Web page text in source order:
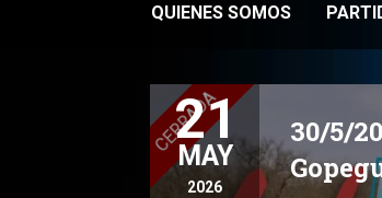
QUIENES SOMOS
30/5/
21
MAY
2026